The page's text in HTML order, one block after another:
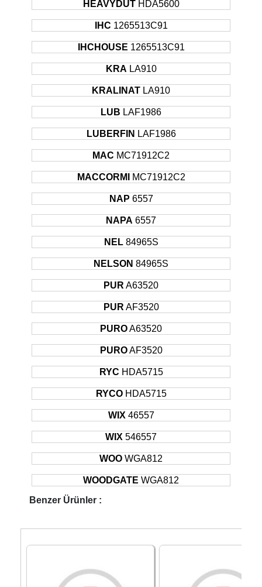
HEAVYDUT HDA5600
IHC 1265513C91
IHCHOUSE 1265513C91
KRA LA910
KRALINAT LA910
LUB LAF1986
LUBERFIN LAF1986
MAC MC71912C2
MACCORMI MC71912C2
NAP 6557
NAPA 6557
NEL 84965S
NELSON 84965S
PUR A63520
PUR AF3520
PUROA63520
PURO AF3520
RYC HDA5715
RYCO HDA5715
WIX 46557
WIX 546557
WOO WGA812
WOODGATE WGA812
Benzer Ürünler :